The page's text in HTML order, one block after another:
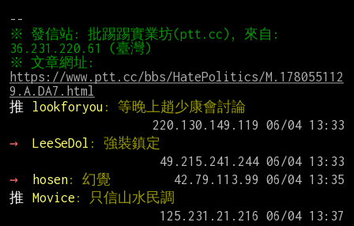
※ 發信站: 批踢踢實業坊(ptt.cc), 來自:
https://www.ptt.cc/bbs/HatePolitics/M.178055112
9.A.DA7.html
推
lookforyou : 等晚上趙少康會討論
→
LeeSeDol : 強裝鎮定
→
hosen: 幻覺
推
Movice : 只信山水民調